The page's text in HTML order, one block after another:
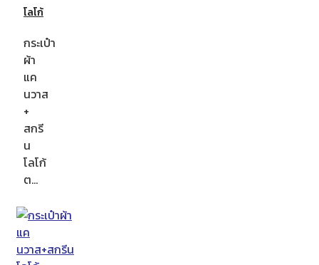
โลโก้
กระเป๋า
ผ้า
แค
นวาส
+
สกรี
น
โลโก้
ต…